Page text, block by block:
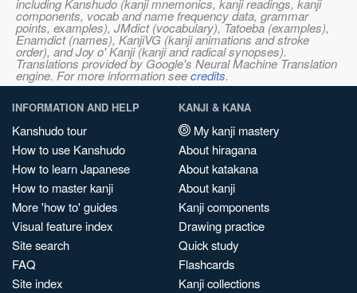
including Kanshudo (kanji mnemonics, kanji readings, kanji
components, vocab and name frequency data, grammar
points, examples), JMdict (vocabulary), Tatoeba (examples),
Enamdict (names), KanjiVG (kanji animations and stroke
order), and Joy o' Kanji (kanji and radical synopses).
Translations provided by Google's Neural Machine Translation
engine. For more information seecredits.
INFORMATION AND HELP
Kanshudo tour
How to use Kanshudo
How to learn Japanese
How to master kanji
More 'how to' guides
Visual feature index
Site search
FAQ
Site index
KANJI & KANA
My kanji mastery
About hiragana
About katakana
About kanji
Kanji components
Drawing practice
Quick study
Flashcards
Kanji collections